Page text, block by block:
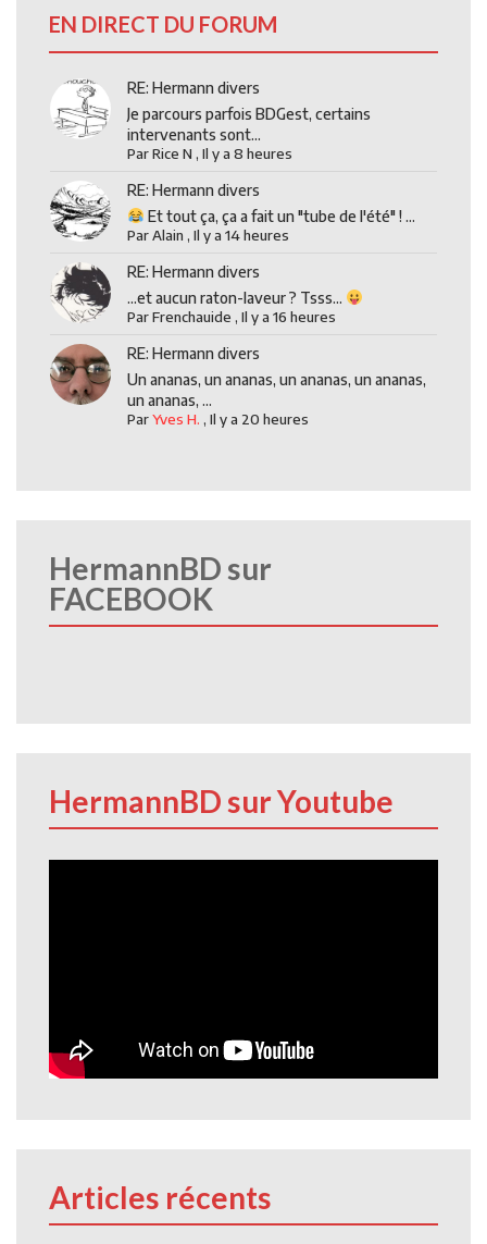
EN DIRECT DU FORUM
RE: Hermann divers
Je parcours parfois BDGest, certains
intervenants sont...
ParRice N ,Il y a 8 heures
RE: Hermann divers
Et tout ça, ça a fait un "tube de l'été" ! ...
ParAlain ,Il y a 14 heures
RE: Hermann divers
...et aucun raton-laveur ? Tsss...
ParFrenchauide ,Il y a 16 heures
RE: Hermann divers
Un ananas, un ananas, un ananas, un ananas,
un ananas, ...
ParYves H. ,Il y a 20 heures
HermannBD sur
FACEBOOK
HermannBD sur Youtube
Articles récents